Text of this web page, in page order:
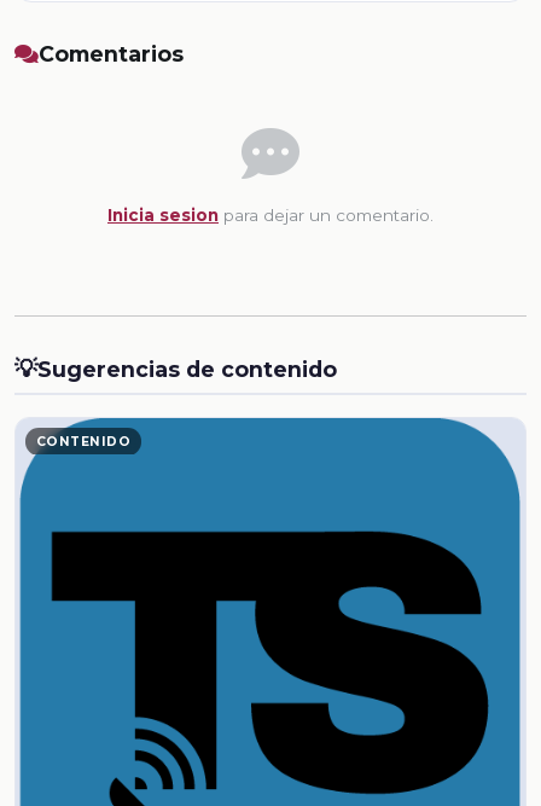
Comentarios
Inicia sesion para dejar un comentario.
💡Sugerencias de contenido
CONTENIDO